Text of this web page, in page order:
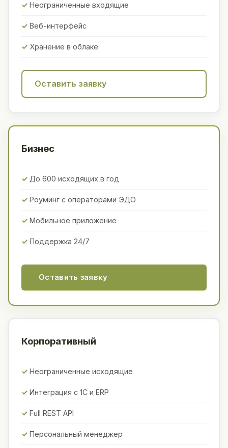
Неограниченные входящие
Веб-интерфейс
Хранение в облаке
Оставить заявку
Бизнес
До 600 исходящих в год
Роуминг с операторами ЭДО
Мобильное приложение
Поддержка 24/7
Оставить заявку
Корпоративный
Неограниченные исходящие
Интеграция с 1С и ERP
Full REST API
Персональный менеджер